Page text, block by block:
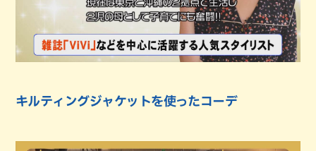
キルティングジャケットを使ったコーデ